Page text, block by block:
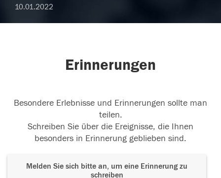
10.01.2022
Erinnerungen
Besondere Erlebnisse und Erinnerungen sollte man
teilen.
Schreiben Sie über die Ereignisse, die Ihnen
besonders in Erinnerung geblieben sind.
Melden Sie sich bitte an, um eine Erinnerung zu
schreiben